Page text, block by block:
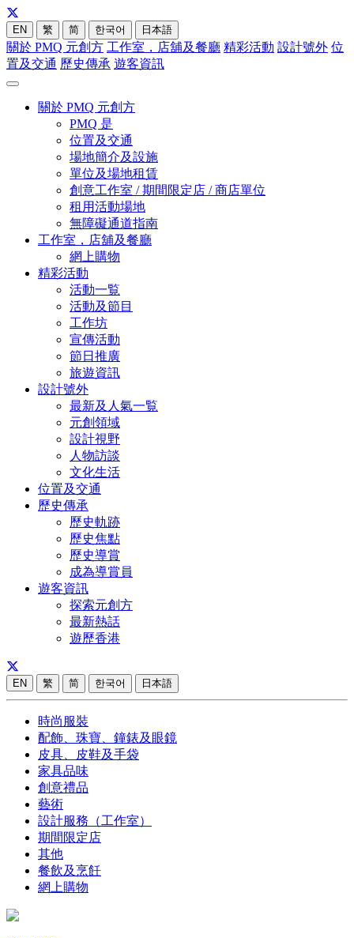
EN 繁 简 한국어 日本語
關於 PMQ 元創方 工作室，店舖及餐廳 精彩活動 設計號外 位
置及交通 歷史傳承 遊客資訊
關於 PMQ 元創方
PMQ 是
位置及交通
場地簡介及設施
單位及場地租賃
創意工作室 / 期間限定店 / 商店單位
租用活動場地
無障礙通道指南
工作室，店舖及餐廳
網上購物
精彩活動
活動一覧
活動及節目
工作坊
宣傳活動
節日推廣
旅遊資訊
設計號外
最新及人氣一覧
元創領域
設計視野
人物訪談
文化生活
位置及交通
歷史傳承
歷史軌跡
歷史焦點
歷史導賞
成為導賞員
遊客資訊
探索元創方
最新熱話
遊歷香港
EN 繁 简 한국어 日本語
時尚服裝
配飾、珠寶、鐘錶及眼鏡
皮具、皮鞋及手袋
家具品味
創意禮品
藝術
設計服務（工作室）
期間限定店
其他
餐飲及烹飪
網上購物